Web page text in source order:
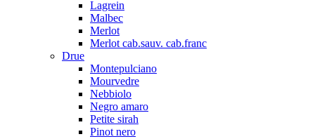
Lagrein
Malbec
Merlot
Merlot cab.sauv. cab.franc
Drue
Montepulciano
Mourvedre
Nebbiolo
Negro amaro
Petite sirah
Pinot nero